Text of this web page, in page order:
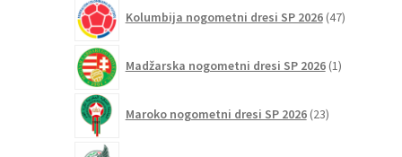
Kolumbija nogometni dresi SP 2026 47izdelkov
Madžarska nogometni dresi SP 2026 1izdelek
Maroko nogometni dresi SP 2026 23izdelkov